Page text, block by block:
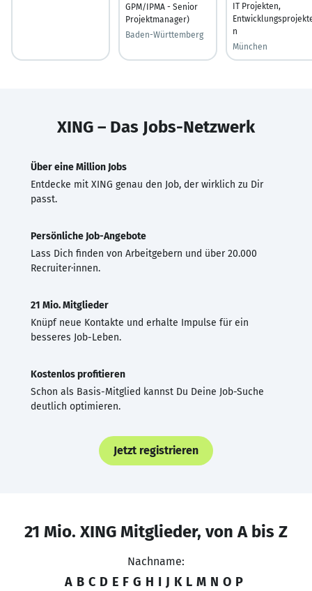
GPM/IPMA - Senior
Projektmanager)
Baden-Württemberg
IT Projekten,
n
München
XING – Das Jobs-Netzwerk
Über eine Million Jobs
Entdecke mit XING genau den Job, der wirklich zu Dir
passt.
Persönliche Job-Angebote
Lass Dich finden von Arbeitgebern und über 20.000
Recruiter·innen.
21 Mio. Mitglieder
Knüpf neue Kontakte und erhalte Impulse für ein
besseres Job-Leben.
Kostenlos profitieren
Schon als Basis-Mitglied kannst Du Deine Job-Suche
deutlich optimieren.
Jetzt registrieren
21 Mio. XING Mitglieder, von A bis Z
Nachname:
A B C D E F G H I J K L M N O P